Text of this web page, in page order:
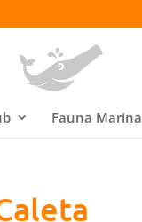
Fauna Marina